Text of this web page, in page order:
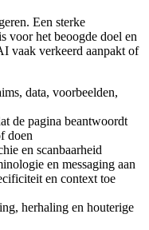
Een sterke
voor het beoogde doel en
vaak verkeerd aanpakt of
data, voorbeelden,
de pagina beantwoordt
doen
en scanbaarheid
en messaging aan
en context toe
herhaling en houterige